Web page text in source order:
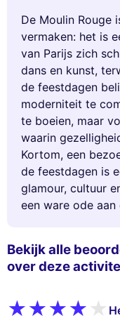
Bekijk alle
over deze
De Moulin Rouge
vermaken: het is
van Parijs zich
dans en kunst,
de feestdagen
moderniteit te
te boeien, maar
waarin
Kortom, een
de feestdagen is
glamour, cultuur
een ware ode aan